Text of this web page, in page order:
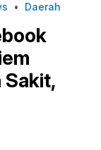
• Daerah
Sakit,